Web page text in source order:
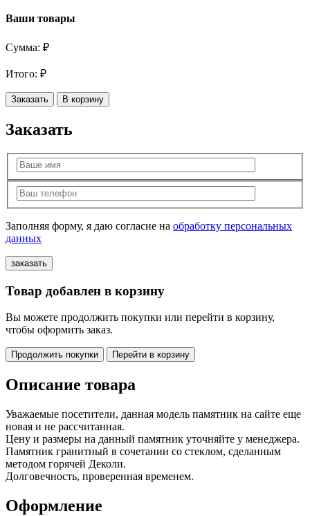
Ваши товары
Сумма: ₽
Итого: ₽
Заказать В корзину
Заказать
Заполняя форму, я даю согласие на обработку персональных
данных
Товар добавлен в корзину
Вы можете продолжить покупки или перейти в корзину,
чтобы оформить заказ.
Продолжить покупки Перейти в корзину
Описание товара
Уважаемые посетители, данная модель памятник на сайте еще
новая и не рассчитанная.
Цену и размеры на данный памятник уточняйте у менеджера.
Памятник гранитный в сочетании со стеклом, сделанным
методом горячей Деколи.
Долговечность, проверенная временем.
Оформление